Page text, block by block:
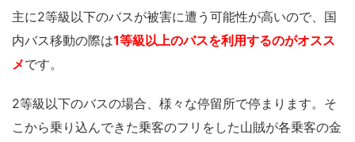
主に2等級以下のバスが被害に遭う可能性が高いので、国
内バス移動の際は1等級以上のバスを利用するのがオスス
メです。
2等級以下のバスの場合、様々な停留所で停まります。そ
こから乗り込んできた乗客のフリをした山賊が各乗客の金